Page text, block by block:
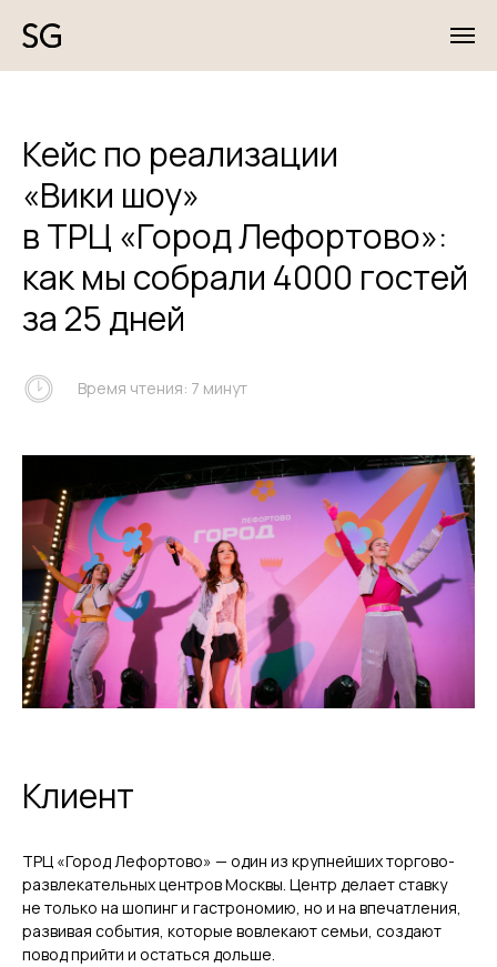
Кейс по реализации
«Вики шоу»
в ТРЦ «Город Лефортово»:
как мы собрали 4000 гостей
за 25 дней
Время чтения: 7 минут
Клиент
ТРЦ «Город Лефортово» — один из крупнейших торгово-
развлекательных центров Москвы. Центр делает ставку
не только на шопинг и гастрономию, но и на впечатления,
развивая события, которые вовлекают семьи, создают
повод прийти и остаться дольше.